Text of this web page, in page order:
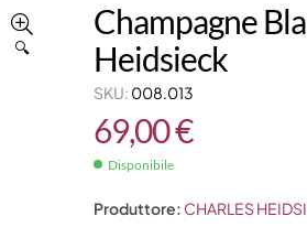
🔍
Champagne
Heidsieck
SKU: 008.013
69,00€
Disponibile
Produttore: CHARLES